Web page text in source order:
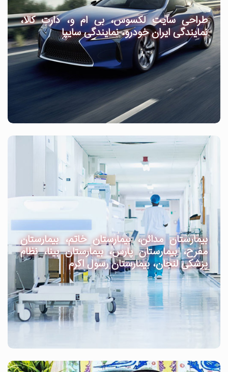
طراحی سایت لکسوس، بی ام و، دارت کالا،
نمایندگی ایران خودرو، نمایندگی سایپا
بیمارستان مدائن، بیمارستان خاتم، بیمارستان
مفرح، بیمارستان پارس، بیمارستان بینا، نظام
پزشکی لنجان، بیمارستان رسول اکرم